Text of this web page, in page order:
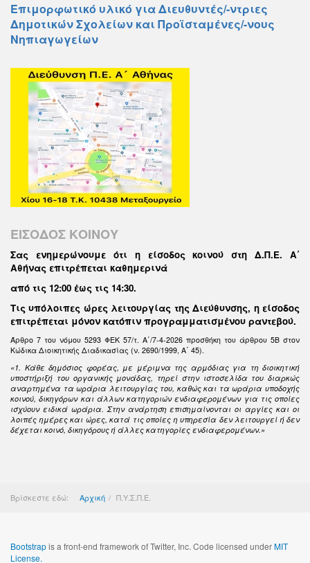
Επιμορφωτικό υλικό για Διευθυντές/-ντριες
Δημοτικών Σχολείων και Προϊσταμένες/-νους
Νηπιαγωγείων
ΕΙΣΟΔΟΣ ΚΟΙΝΟΥ
Σας ενημερώνουμε ότι η είσοδος κοινού στη Δ.Π.Ε. Α΄
Αθήνας επιτρέπεται καθημερινά
από τις 12:00 έως τις 14:30.
Τις υπόλοιπες ώρες λειτουργίας της Διεύθυνσης, η είσοδος
επιτρέπεται μόνον κατόπιν προγραμματισμένου ραντεβού.
Άρθρο 7 του νόμου 5293 ΦΕΚ 57/τ. Α΄/7-4-2026 προσθήκη του άρθρου 5Β στον
Κώδικα Διοικητικής Διαδικασίας (ν. 2690/1999, Α΄ 45).
«1. Κάθε δημόσιος φορέας, με μέριμνα της αρμόδιας για τη διοικητική
υποστήριξή του οργανικής μονάδας, τηρεί στην ιστοσελίδα του διαρκώς
αναρτημένα τα ωράρια λειτουργίας του, καθώς και τα ωράρια υποδοχής
κοινού, δικηγόρων και άλλων κατηγοριών ενδιαφερομένων για τις οποίες
ισχύουν ειδικά ωράρια. Στην ανάρτηση επισημαίνονται οι αργίες και οι
λοιπές ημέρες και ώρες, κατά τις οποίες η υπηρεσία δεν λειτουργεί ή δεν
δέχεται κοινό, δικηγόρους ή άλλες κατηγορίες ενδιαφερομένων.»
Βρίσκεστε εδώ: Αρχική Π.Υ.Σ.Π.Ε.
Bootstrapis a front-end framework of Twitter, Inc. Code licensed underMIT
License.